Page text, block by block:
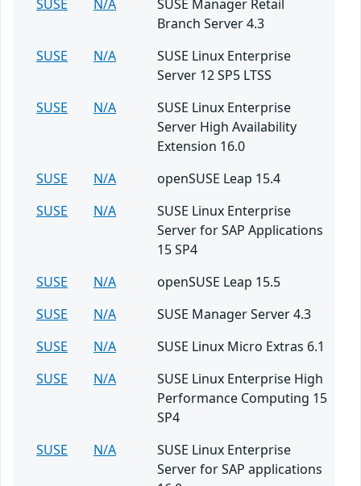
SUSE N/A
SUSE Manager Retail
Branch Server 4.3
SUSE
N/A
SUSE Linux Enterprise
Server 12 SP5 LTSS
SUSE
N/A
SUSE Linux Enterprise
Server High Availability
Extension 16.0
SUSE
N/A
openSUSE Leap 15.4
SUSE
N/A
SUSE Linux Enterprise
Server for SAP Applications
15 SP4
SUSE
N/A
openSUSE Leap 15.5
SUSE
N/A
SUSE Manager Server 4.3
SUSE
N/A
SUSE Linux Micro Extras 6.1
SUSE
N/A
SUSE Linux Enterprise High
Performance Computing 15
SP4
SUSE
N/A
SUSE Linux Enterprise
Server for SAP applications